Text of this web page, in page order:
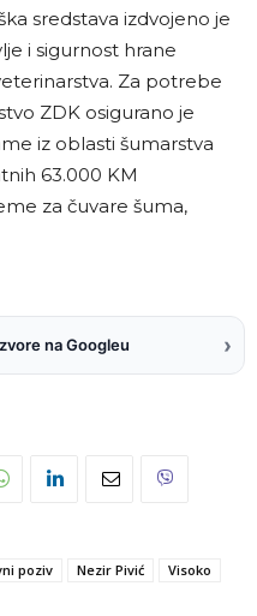
sredstava izdvojeno je
i sigurnost hrane
Za potrebe
ZDK osigurano je
iz oblasti šumarstva
63.000 KM
za čuvare šuma,
na Googleu ›
poziv Nezir Pivić
Visoko